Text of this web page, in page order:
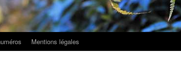
Mentions légales